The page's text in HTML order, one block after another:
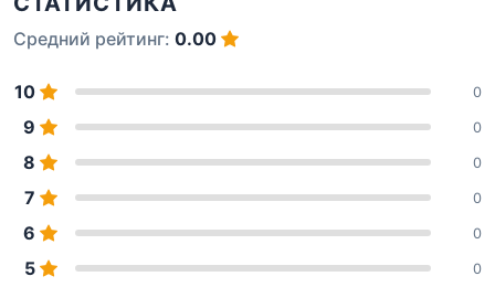
Средний рейтинг: 0.00
10 0
9 0
8 0
7 0
6 0
5 0